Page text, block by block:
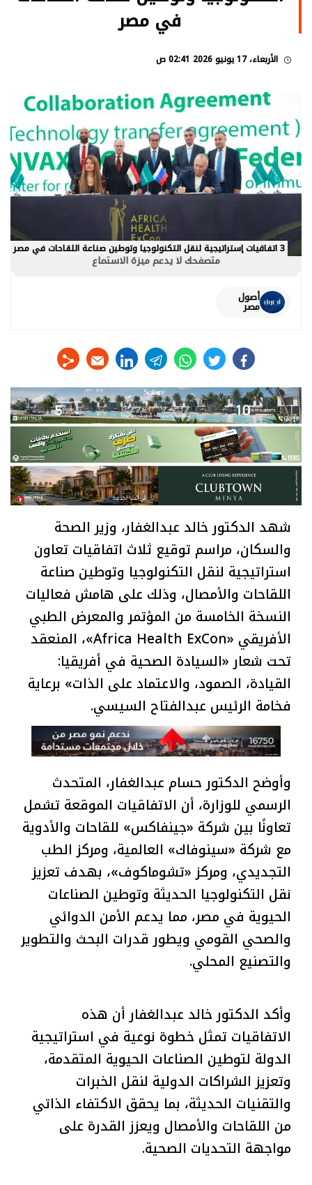
في مصر
الأربعاء، 17 يونيو 2026 02:41 ص
3 اتفاقيات إستراتيجية لنقل التكنولوجيا وتوطين صناعة اللقاحات في مصر
متصفحك لا يدعم ميزة الاستماع
أصول
مصر
facebook
twitter
whats
telegram
linkedin
شهد الدكتور خالد عبدالغفار، وزير الصحة
والسكان، مراسم توقيع ثلاث اتفاقيات تعاون
استراتيجية لنقل التكنولوجيا وتوطين صناعة
اللقاحات والأمصال، وذلك على هامش فعاليات
النسخة الخامسة من المؤتمر والمعرض الطبي
الأفريقي «Africa Health ExCon»، المنعقد
تحت شعار «السيادة الصحية في أفريقيا:
القيادة، الصمود، والاعتماد على الذات» برعاية
فخامة الرئيس عبدالفتاح السيسي.
وأوضح الدكتور حسام عبدالغفار، المتحدث
الرسمي للوزارة، أن الاتفاقيات الموقعة تشمل
تعاونًا بين شركة «جينفاكس» للقاحات والأدوية
مع شركة «سينوفاك» العالمية، ومركز الطب
التجديدي، ومركز «تشوماكوف»، بهدف تعزيز
نقل التكنولوجيا الحديثة وتوطين الصناعات
الحيوية في مصر، مما يدعم الأمن الدوائي
والصحي القومي ويطور قدرات البحث والتطوير
والتصنيع المحلي.
وأكد الدكتور خالد عبدالغفار أن هذه
الاتفاقيات تمثل خطوة نوعية في استراتيجية
الدولة لتوطين الصناعات الحيوية المتقدمة،
وتعزيز الشراكات الدولية لنقل الخبرات
والتقنيات الحديثة، بما يحقق الاكتفاء الذاتي
من اللقاحات والأمصال ويعزز القدرة على
مواجهة التحديات الصحية.